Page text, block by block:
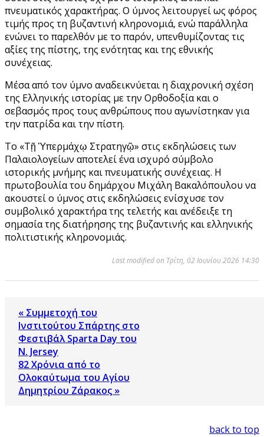
πνευματικός χαρακτήρας. Ο ύμνος λειτουργεί ως φόρος
τιμής προς τη βυζαντινή κληρονομιά, ενώ παράλληλα
ενώνει το παρελθόν με το παρόν, υπενθυμίζοντας τις
αξίες της πίστης, της ενότητας και της εθνικής
συνέχειας.
Μέσα από τον ύμνο αναδεικνύεται η διαχρονική σχέση
της Ελληνικής ιστορίας με την Ορθοδοξία και ο
σεβασμός προς τους ανθρώπους που αγωνίστηκαν για
την πατρίδα και την πίστη.
Το «Τῇ Ὑπερμάχῳ Στρατηγῷ» στις εκδηλώσεις των
Παλαιολογείων αποτελεί ένα ισχυρό σύμβολο
ιστορικής μνήμης και πνευματικής συνέχειας. Η
πρωτοβουλία του δημάρχου Μιχάλη Βακαλόπουλου να
ακουστεί ο ύμνος στις εκδηλώσεις ενίσχυσε τον
συμβολικό χαρακτήρα της τελετής και ανέδειξε τη
σημασία της διατήρησης της βυζαντινής και ελληνικής
πολιτιστικής κληρονομιάς.
Last modified on Τρίτη, 02 Ιουνίου 2026 14:30
« Συμμετοχή του
Ινστιτούτου Σπάρτης στο
Φεστιβάλ Sparta Day του
N. Jersey
82 Χρόνια από το
Ολοκαύτωμα του Αγίου
Δημητρίου Ζάρακος »
back to top